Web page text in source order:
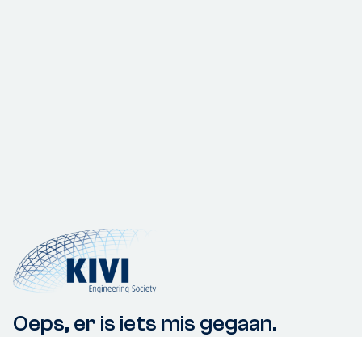
Oeps, er is iets mis gegaan.